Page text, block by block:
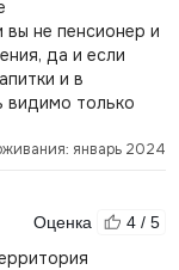
не пенсионер и
да и если
и в
видимо только
январь 2024
Оценка 4 / 5